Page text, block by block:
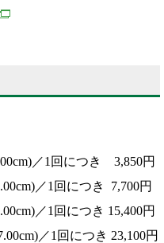
／1回につき 3,850円
／1回につき 7,700円
／1回につき 15,400円
／1回につき 23,100円